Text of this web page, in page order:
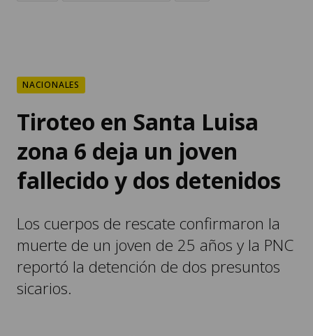
NACIONALES
Tiroteo en Santa Luisa
zona 6 deja un joven
fallecido y dos detenidos
Los cuerpos de rescate confirmaron la
muerte de un joven de 25 años y la PNC
reportó la detención de dos presuntos
sicarios.